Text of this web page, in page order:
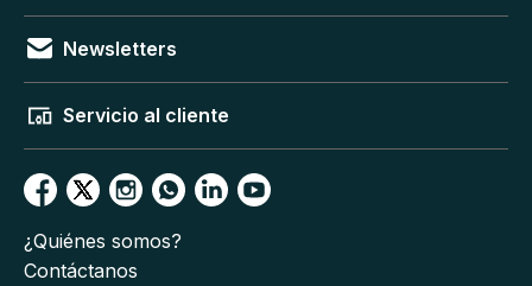
Newsletters
Servicio al cliente
¿Quiénes somos?
Contáctanos